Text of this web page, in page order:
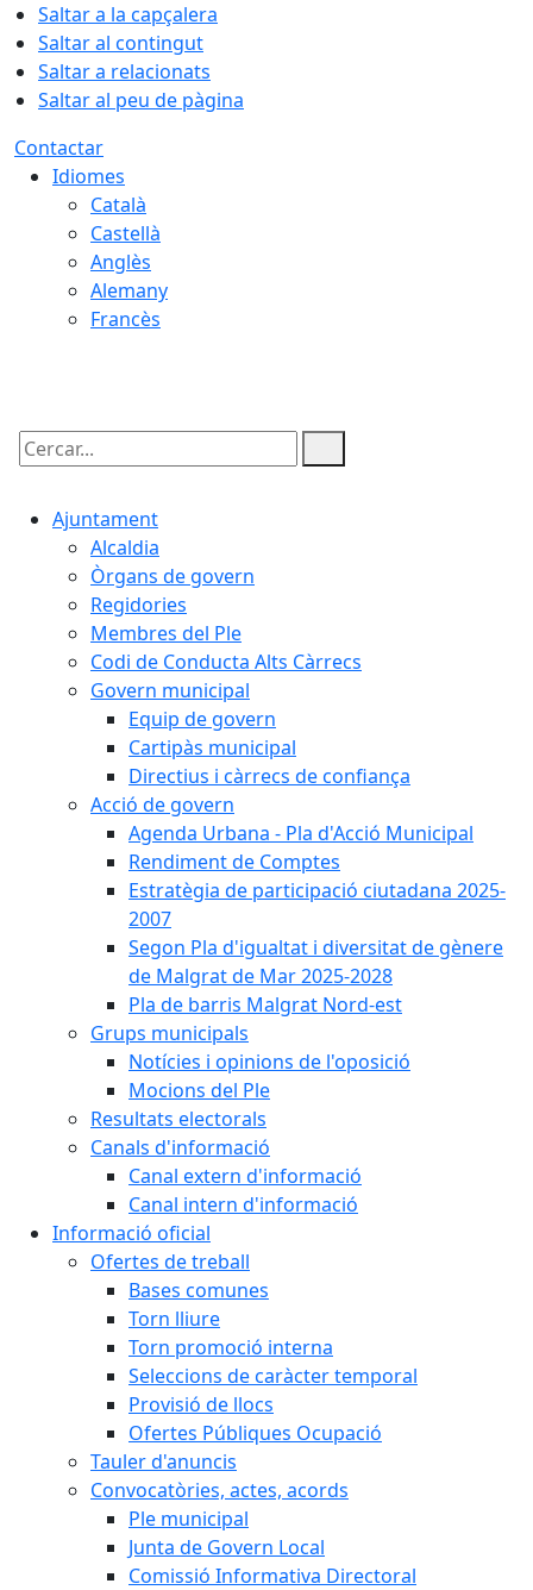
Saltar a la capçalera
Saltar al contingut
Saltar a relacionats
Saltar al peu de pàgina
Contactar
Idiomes
Català
Castellà
Anglès
Alemany
Francès
Cercar:
Ajuntament
Alcaldia
Òrgans de govern
Regidories
Membres del Ple
Codi de Conducta Alts Càrrecs
Govern municipal
Equip de govern
Cartipàs municipal
Directius i càrrecs de confiança
Acció de govern
Agenda Urbana - Pla d'Acció Municipal
Rendiment de Comptes
Estratègia de participació ciutadana 2025-
2007
Segon Pla d'igualtat i diversitat de gènere
de Malgrat de Mar 2025-2028
Pla de barris Malgrat Nord-est
Grups municipals
Notícies i opinions de l'oposició
Mocions del Ple
Resultats electorals
Canals d'informació
Canal extern d'informació
Canal intern d'informació
Informació oficial
Ofertes de treball
Bases comunes
Torn lliure
Torn promoció interna
Seleccions de caràcter temporal
Provisió de llocs
Ofertes Públiques Ocupació
Tauler d'anuncis
Convocatòries, actes, acords
Ple municipal
Junta de Govern Local
Comissió Informativa Directoral